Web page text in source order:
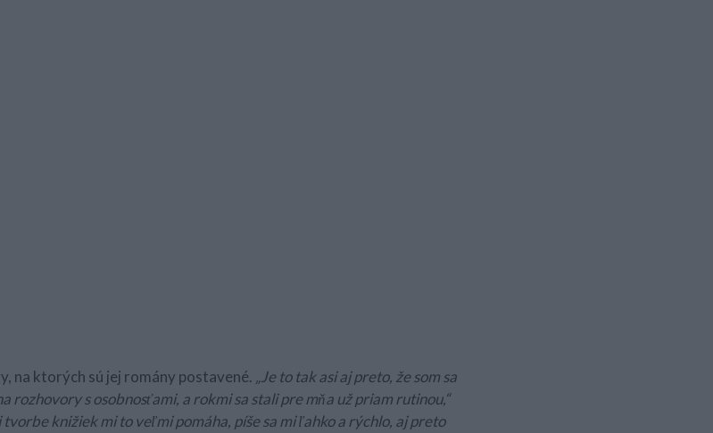
na ktorých sú jej romány postavené. „Je to tak asi aj preto, že som sa
rozhovory s osobnosťami, a rokmi sa stali pre mňa už priam rutinou,“
tvorbe knižiek mi to veľmi pomáha, píše sa mi ľahko a rýchlo, aj preto